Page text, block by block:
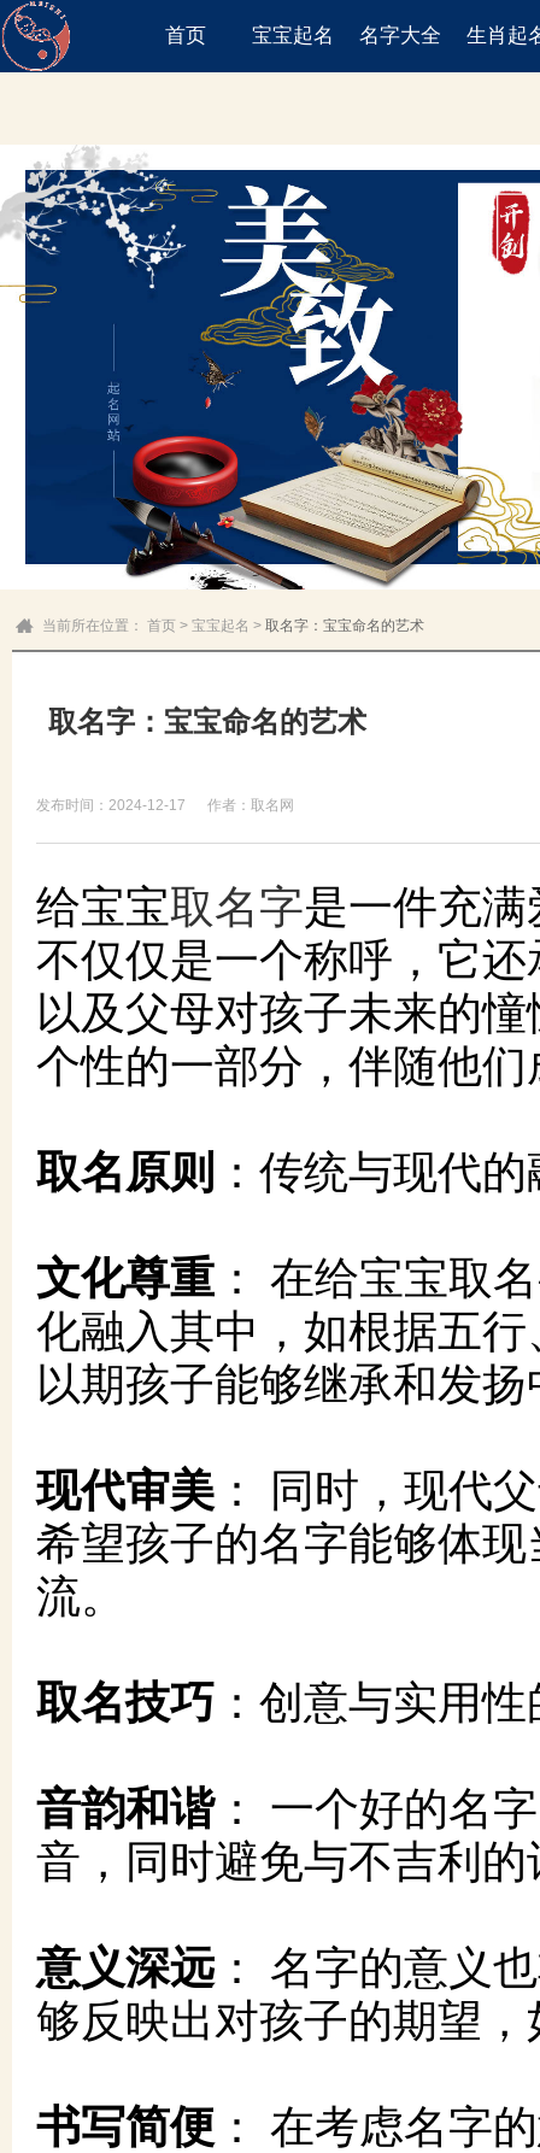
首页 宝宝起名 名字大全 生肖起
当前所在位置： 首页 > 宝宝起名 > 取名字：宝宝命名的艺术
取名字：宝宝命名的艺术
发布时间：2024-12-17 作者：取名网
给宝宝取名字是一件充
不仅仅是一个称呼，它
以及父母对孩子未来的
个性的一部分，伴随他们
取名原则 ：传统与现代
文化尊重 ： 在给宝宝取
化融入其中，如根据五
以期孩子能够继承和发
现代审美 ： 同时，现代
希望孩子的名字能够体
流。
取名技巧 ：创意与实用
音韵和谐： 一个好的名
音，同时避免与不吉利
意义深远 ： 名字的意义
够反映出对孩子的期望，
书写简便 ： 在考虑名字